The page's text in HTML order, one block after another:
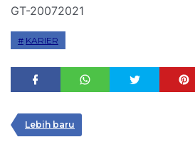
GT-20072021
KARIER
Lebih baru